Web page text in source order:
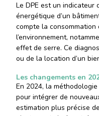
Le DPE est un indicateur
énergétique d’un
compte la consommation
l’environnement,
effet de serre. Ce
ou de la location d’un
Les changements en
En 2024, la
pour intégrer de
estimation plus précise